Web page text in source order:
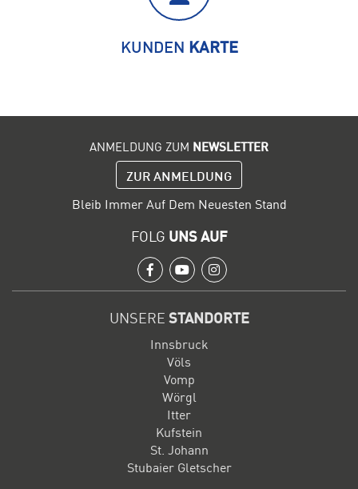
KUNDEN KARTE
ANMELDUNG ZUM NEWSLETTER
ZUR ANMELDUNG
Bleib Immer Auf Dem Neuesten Stand
FOLG UNS AUF
FacebookYoutubeInstagram
UNSERESTANDORTE
Innsbruck
Völs
Vomp
Wörgl
Itter
Kufstein
St. Johann
Stubaier Gletscher